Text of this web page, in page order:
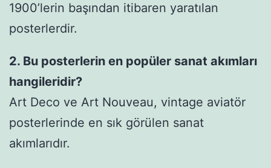
1900’lerin başından itibaren yaratılan
posterlerdir.
2. Bu posterlerin en popüler sanat akımları
hangileridir?
Art Deco ve Art Nouveau, vintage aviatör
posterlerinde en sık görülen sanat
akımlarıdır.